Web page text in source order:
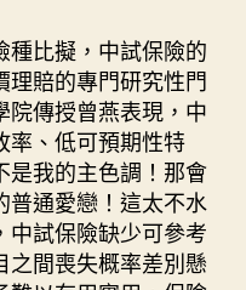
種比擬，中試保險的
理賠的專門研究性門
院傳授曾燕表現，中
率、低可預期性特
是我的主色調！那會
普通愛戀！這太不水
中試保險缺少可參考
之間喪失概率差別懸